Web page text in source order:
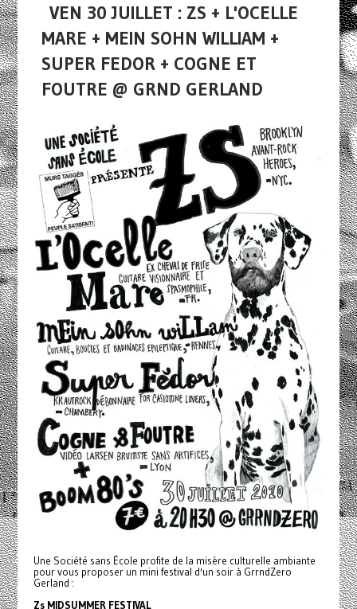
VEN 30 JUILLET : ZS + L'OCELLE
MARE + MEIN SOHN WILLIAM +
SUPER FEDOR + COGNE ET
FOUTRE @ GRND GERLAND
Une Société sans École profite de la misère culturelle ambiante
pour vous proposer un mini festival d'un soir à GrrndZero
Gerland :
Zs MIDSUMMER FESTIVAL